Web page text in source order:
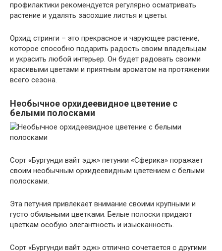
профилактики рекомендуется регулярно осматривать
растение и удалять засохшие листья и цветы.
Орхид стринги – это прекрасное и чарующее растение,
которое способно подарить радость своим владельцам
и украсить любой интерьер. Он будет радовать своими
красивыми цветами и приятным ароматом на протяжении
всего сезона.
Необычное орхидеевидное цветение с
белыми полосками
Сорт «Бургунди вайт эдж» петунии «Сферика» поражает
своим необычным орхидеевидным цветением с белыми
полосками.
Эта петуния привлекает внимание своими крупными и
густо обильными цветками. Белые полоски придают
цветкам особую элегантность и изысканность.
Сорт «Бургунди вайт эдж» отлично сочетается с другими